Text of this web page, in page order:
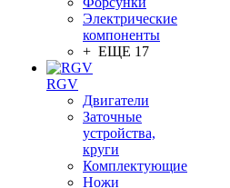
Электрические
компоненты
+ ЕЩЕ 17
RGV
Двигатели
Заточные
устройства,
круги
Комплектующие
Ножи